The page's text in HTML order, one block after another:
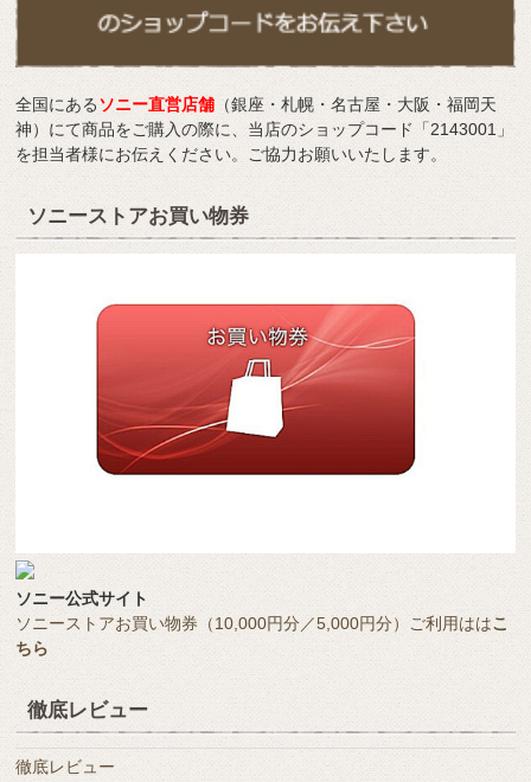
全国にあるソニー直営店舗 （銀座・札幌・名古屋・大阪・福岡天
神）にて商品をご購入の際に、当店のショップコード「2143001」
を担当者様にお伝えください。ご協力お願いいたします。
ソニーストアお買い物券
ソニー公式サイト
ソニーストアお買い物券（10,000円分／5,000円分）ご利用ははこ
ちら
徹底レビュー
徹底レビュー